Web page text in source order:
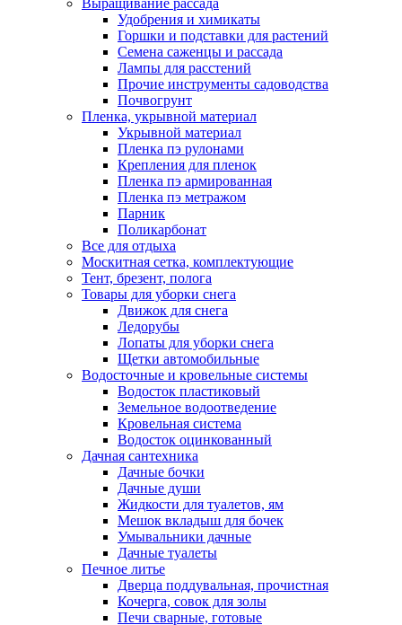
Выращивание рассада
Удобрения и химикаты
Горшки и подставки для растений
Семена саженцы и рассада
Лампы для расстений
Прочие инструменты садоводства
Почвогрунт
Пленка, укрывной материал
Укрывной материал
Пленка пэ рулонами
Крепления для пленок
Пленка пэ армированная
Пленка пэ метражом
Парник
Поликарбонат
Все для отдыха
Москитная сетка, комплектующие
Тент, брезент, полога
Товары для уборки снега
Движок для снега
Ледорубы
Лопаты для уборки снега
Щетки автомобильные
Водосточные и кровельные системы
Водосток пластиковый
Земельное водоотведение
Кровельная система
Водосток оцинкованный
Дачная сантехника
Дачные бочки
Дачные души
Жидкости для туалетов, ям
Мешок вкладыш для бочек
Умывальники дачные
Дачные туалеты
Печное литье
Дверца поддувальная, прочистная
Кочерга, совок для золы
Печи сварные, готовые